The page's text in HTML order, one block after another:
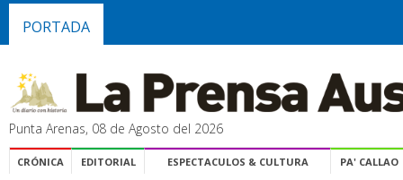
PORTADA
Punta Arenas, 08 de Agosto del 2026
CRÓNICA EDITORIAL ESPECTACULOS & CULTURA PA' CALLAO